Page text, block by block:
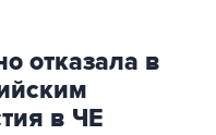
отказала в
в ЧЕ